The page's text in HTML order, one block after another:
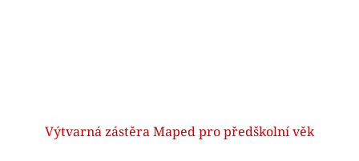
Výtvarná zástěra Maped pro předškolní věk